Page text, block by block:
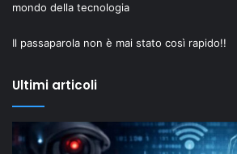
mondo della tecnologia
Il passaparola non è mai stato così rapido!!
Ultimi articoli
Privacy
Digitale: